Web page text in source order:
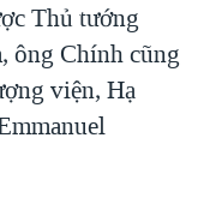
Thủ tướng
ông Chính cũng
viện, Hạ